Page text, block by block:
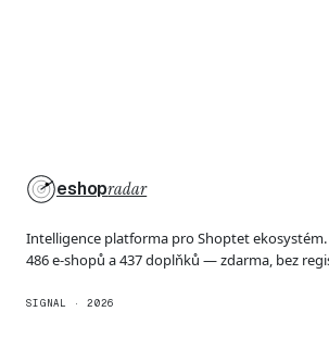
eshopradar
Intelligence platforma pro Shoptet ekosystém.
486 e-shopů a 437 doplňků — zdarma, bez
SIGNAL · 2026